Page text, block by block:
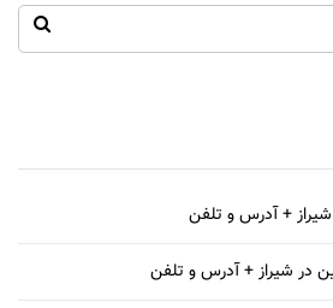
+ آدرس و تلفن
در شیراز + آدرس و تلفن